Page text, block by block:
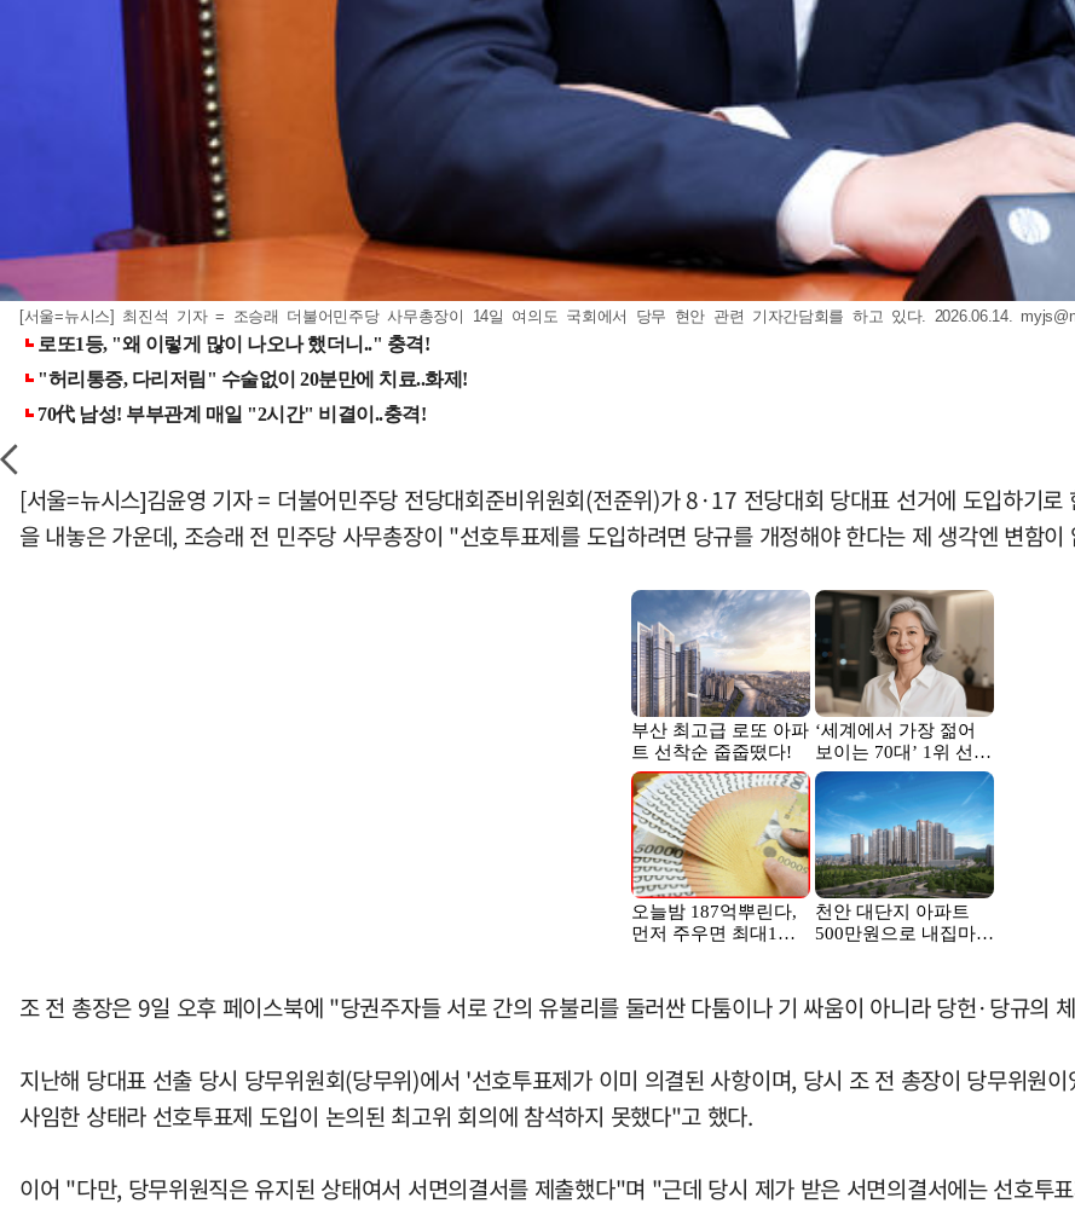
[서울=뉴시스] 최진석 기자 = 조승래 더불어민주당 사무총장이 14일 여의도 국회에서 당무 현안 관련 기자간담회를 하고 있다. 2026.06.14.
[서울=뉴시스]김윤영 기자 = 더불어민주당 전당대회준비위원회(전준위)가 8·17 전당대회 당대표 선거에 도입하기
을 내놓은 가운데, 조승래 전 민주당 사무총장이 "선호투표제를 도입하려면 당규를 개정해야 한다는 제 생각엔 변함
조 전 총장은 9일 오후 페이스북에 "당권주자들 서로 간의 유불리를 둘러싼 다툼이나 기 싸움이 아니라 당헌·당규의
지난해 당대표 선출 당시 당무위원회(당무위)에서 '선호투표제가 이미 의결된 사항이며, 당시 조 전 총장이 당무위원
사임한 상태라 선호투표제 도입이 논의된 최고위 회의에 참석하지 못했다"고 했다.
이어 "다만, 당무위원직은 유지된 상태여서 서면의결서를 제출했다"며 "근데 당시 제가 받은 서면의결서에는 선호투